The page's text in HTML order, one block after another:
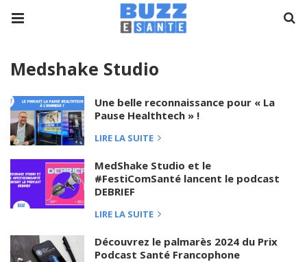
Medshake Studio
Une belle reconnaissance pour « La
Pause Healthtech » !
LIRE LA SUITE
MedShake Studio et le
#FestiComSanté lancent le podcast
DEBRIEF
LIRE LA SUITE
Découvrez le palmarès 2024 du Prix
Podcast Santé Francophone